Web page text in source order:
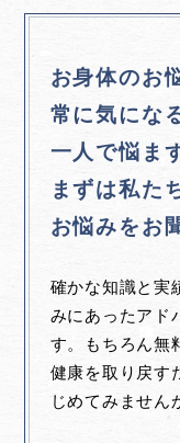
お身体のお
常に気にな
一人で悩ま
まずは私た
お悩みをお
確かな知識と実
みにあったアド
す。もちろん無
健康を取り戻す
じめてみません